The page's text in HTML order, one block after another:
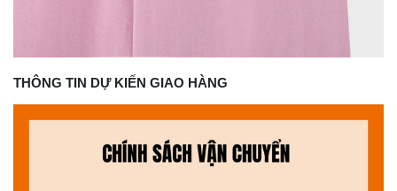
THÔNG TIN DỰ KIẾN GIAO HÀNG